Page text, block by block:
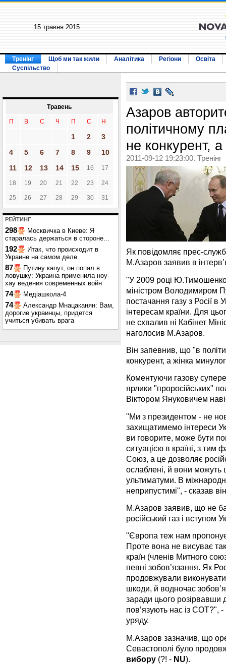
15 травня 2015
Тренінг Щоб ми так жили Аналітика Регіони
Освіта
Суспільство
Травень
П В С Ч П С Н
1 2
3
4
5 6 7 8 9
10
11
12 13 14 15 16 17
18 19 20 21 22 23 24
25 26 27 28 29 30 31
РЕЙТИНГ
298
Москвичка в Киеве: Я
старалась держаться в стороне...
192
Итак, что происходит в
Украине на самом деле
87
Путину капут, он попал в
ловушку: Украина применила ноу-
хау ведения современных войн
74 Медіашкола-4
74
Александр Мнацаканян: Вам,
дорогие украинцы, придется
учиться убивать врага
Азаров
політичному
не конкурент,
2011-09-12 19:23:00. Тренінг
Як повідомляє прес-
М.Азаров заявив в
"У 2009 році Ю.Тимошенко
міністром Володимиром
постачання газу з Росії в
інтересам країни. Для
не схвалив ні Кабінет
наголосив М.Азаров.
Він запевнив, що "в
конкурент, а жінка
Коментуючи газову
ярлики "проросійських"
Віктором Януковичем
"Ми з президентом - не
захищатимемо інтереси
ви говорите, може бути
ситуацією в країні, з тим
Союз, а це дозволяє
ослаблені, й вони можуть
ультиматуми. В
неприпустимі", - сказав
М.Азаров заявив, що не
російський газ і вступом
"Європа теж нам пропонує
Проте вона не висуває
країн (членів Митного
певні зобов’язання. Як
продовжували виконувати
шкоди, й водночас
заради цього розірвавши
пов’язують нас із СОТ?",
уряду.
М.Азаров зазначив, що
Севастополі було
вибору (?! - NU).